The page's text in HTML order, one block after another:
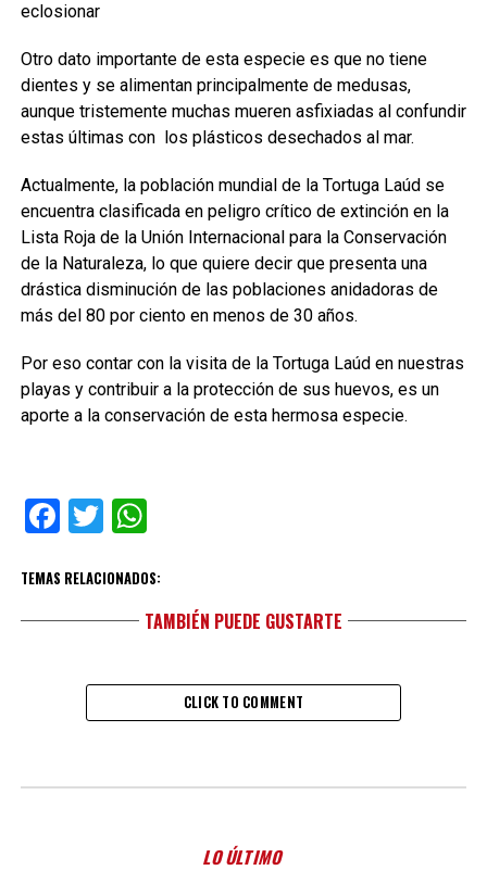
eclosionar
Otro dato importante de esta especie es que no tiene
dientes y se alimentan principalmente de medusas,
aunque tristemente muchas mueren asfixiadas al confundir
estas últimas con los plásticos desechados al mar.
Actualmente, la población mundial de la Tortuga Laúd se
encuentra clasificada en peligro crítico de extinción en la
Lista Roja de la Unión Internacional para la Conservación
de la Naturaleza, lo que quiere decir que presenta una
drástica disminución de las poblaciones anidadoras de
más del 80 por ciento en menos de 30 años.
Por eso contar con la visita de la Tortuga Laúd en nuestras
playas y contribuir a la protección de sus huevos, es un
aporte a la conservación de esta hermosa especie.
Facebook
TwitterWhatsApp
TEMAS RELACIONADOS:
TAMBIÉN PUEDE GUSTARTE
CLICK TO COMMENT
LO ÚLTIMO